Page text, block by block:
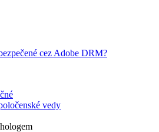
cez Adobe DRM?
vedy